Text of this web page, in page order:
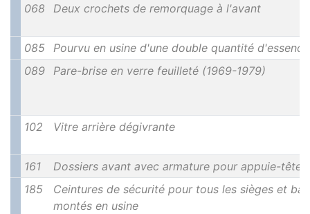
068 Deux crochets de remorquage à l'avant
085
Pourvu en usine d'une double quantité d'essence
089
Pare-brise en verre feuilleté (1969-1979)
102 Vitre arrière dégivrante
161
Dossiers avant avec armature pour appuie-têtes
185
Ceintures de sécurité pour tous les sièges et
montés en usine